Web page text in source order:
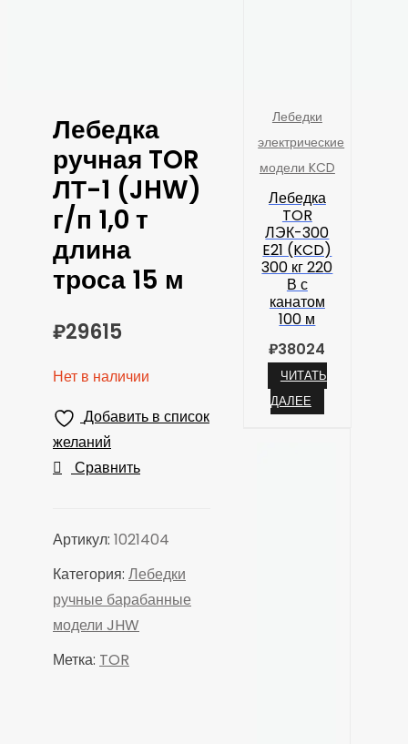
Лебедка
ручная TOR
ЛТ-1 (JHW)
г/п 1,0 т
длина
троса 15 м
₽29615
Нет в наличии
Добавить в список
желаний
Сравнить
Артикул: 1021404
Категория: Лебедки
ручные барабанные
модели JHW
Метка: TOR
Лебедки
электрические
модели KCD
Лебедка
TOR
ЛЭК-300
E21 (KCD)
300 кг 220
В с
канатом
100 м
₽38024
ЧИТАТЬ
ДАЛЕЕ